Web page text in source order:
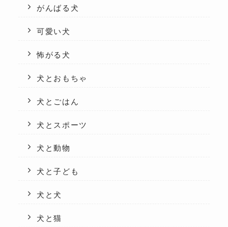
がんばる犬
可愛い犬
怖がる犬
犬とおもちゃ
犬とごはん
犬とスポーツ
犬と動物
犬と子ども
犬と犬
犬と猫